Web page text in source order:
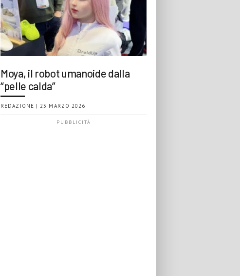
Moya, il robot umanoide dalla
“pelle calda”
REDAZIONE | 23 MARZO 2026